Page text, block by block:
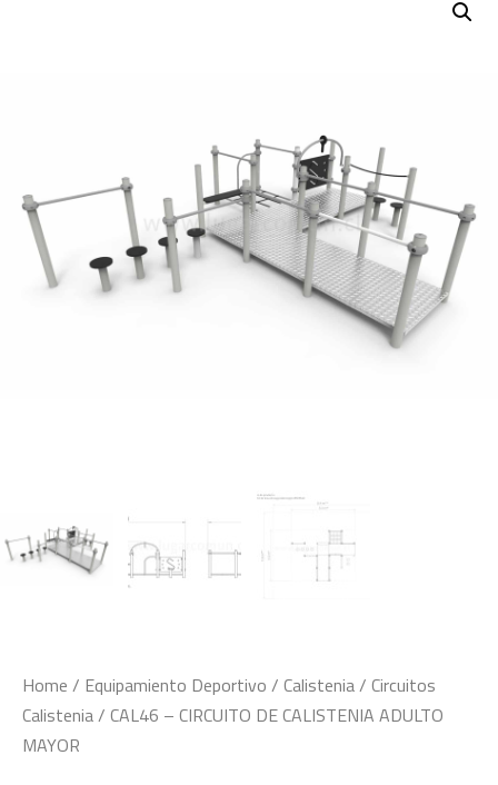
Home / Equipamiento Deportivo / Calistenia/ Circuitos
Calistenia/ CAL46 – CIRCUITO DE CALISTENIA ADULTO
MAYOR